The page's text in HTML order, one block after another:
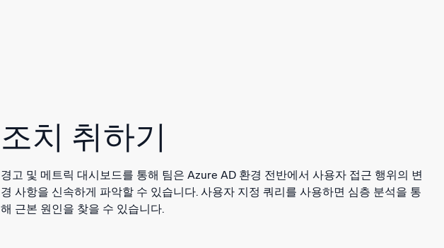
조치 취하기
경고 및 메트릭 대시보드를 통해 팀은 Azure AD 환경 전반에서 사용자 접근 행위의 변
경 사항을 신속하게 파악할 수 있습니다. 사용자 지정 쿼리를 사용하면 심층 분석을 통
해 근본 원인을 찾을 수 있습니다.